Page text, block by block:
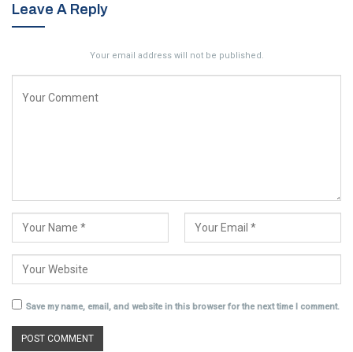
Leave A Reply
Your email address will not be published.
Save my name, email, and website in this browser for the next time I comment.